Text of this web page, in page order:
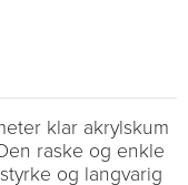
klar akrylskum
raske og enkle
og langvarig